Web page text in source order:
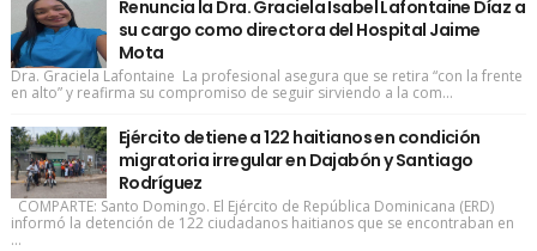
Renuncia la Dra. Graciela Isabel Lafontaine Díaz a
su cargo como directora del Hospital Jaime
Mota
Dra. Graciela Lafontaine La profesional asegura que se retira “con la frente
en alto” y reafirma su compromiso de seguir sirviendo a la com...
Ejército detiene a 122 haitianos en condición
migratoria irregular en Dajabón y Santiago
Rodríguez
COMPARTE: Santo Domingo. El Ejército de República Dominicana (ERD)
informó la detención de 122 ciudadanos haitianos que se encontraban en
...